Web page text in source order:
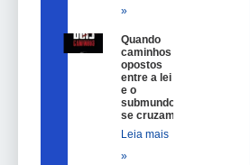
»
Quando
caminhos
opostos
entre a lei
e o
submundo
se cruzam
Leia mais
»